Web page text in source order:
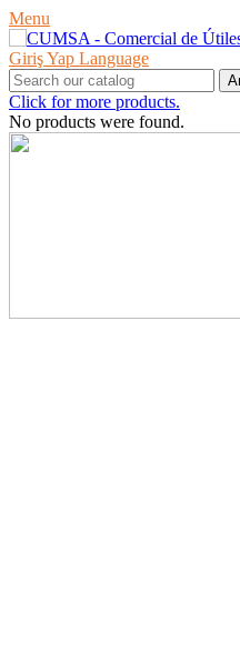
Menu
Giriş Yap Language
Click for more products.
No products were found.